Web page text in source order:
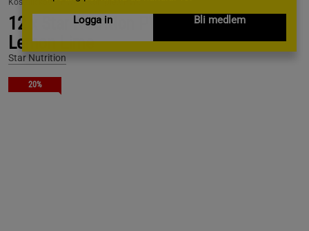
Logga in
Bli medlem
Kosttillskott /PWO /Komplett PWO
12 x Star Nutrition PWO Shot, 60 ml,
Lemon Lime
Star Nutrition
20%